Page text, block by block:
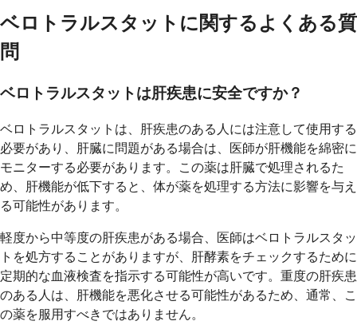
ベロトラルスタットに関するよくある質
問
ベロトラルスタットは肝疾患に安全ですか？
ベロトラルスタットは、肝疾患のある人には注意して使用する
必要があり、肝臓に問題がある場合は、医師が肝機能を綿密に
モニターする必要があります。この薬は肝臓で処理されるた
め、肝機能が低下すると、体が薬を処理する方法に影響を与え
る可能性があります。
軽度から中等度の肝疾患がある場合、医師はベロトラルスタッ
トを処方することがありますが、肝酵素をチェックするために
定期的な血液検査を指示する可能性が高いです。重度の肝疾患
のある人は、肝機能を悪化させる可能性があるため、通常、こ
の薬を服用すべきではありません。